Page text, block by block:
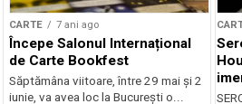
CARTE 7 ani ago
Începe Salonul Internațional
de Carte Bookfest
Săptămâna viitoare, între 29 mai și 2
iunie, va avea loc la București o...